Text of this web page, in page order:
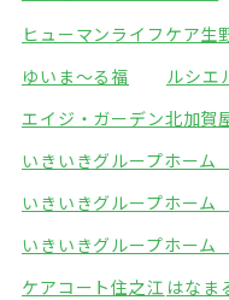
ヒューマンライフケア生
ゆいま～る福
ルシエ
エイジ・ガーデン北加賀
いきいきグループホー
いきいきグループホー
いきいきグループホー
ケアコート住之江 はなま